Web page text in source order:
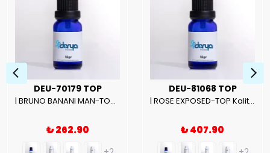
DEU-70179 TOP
| BRUNO BANANI MAN-TOP Kalite Erkek Parfüm Esansı.|
₺ 262.90
DEU-81068 TOP
| ROSE EXPOSED-TOP Kalite Unısex Parfüm Esansı.|
₺ 407.90